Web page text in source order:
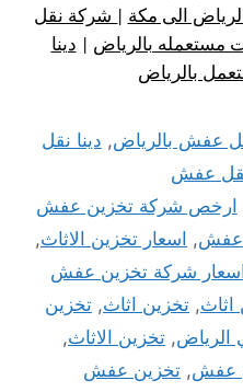
الى مكة | شركة نقل
مستعمله بالرياض | دينا
بالرياض
عفش بالرياض, دينا نقل
عفش
ارخص شركة تخزين عفش
عفش, اسعار تخزين الاثاث,
شركة تخزين عفش
, تخزين اثاث, تخزين
الرياض, تخزين الاثاث,
عفش, تخزين عفش